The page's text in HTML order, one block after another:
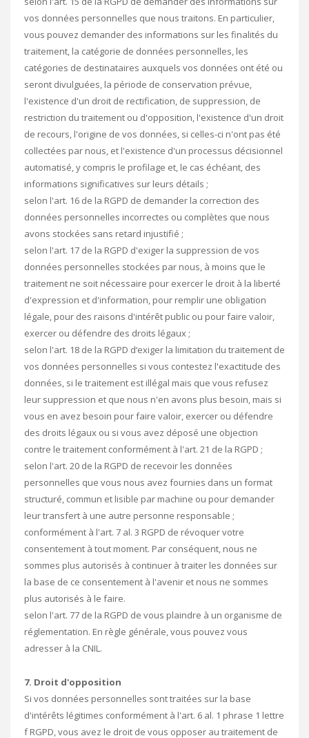
vos données personnelles que nous traitons. En particulier,
vous pouvez demander des informations sur les finalités du
traitement, la catégorie de données personnelles, les
catégories de destinataires auxquels vos données ont été ou
seront divulguées, la période de conservation prévue,
l'existence d'un droit de rectification, de suppression, de
restriction du traitement ou d'opposition, l'existence d'un droit
de recours, l'origine de vos données, si celles-ci n'ont pas été
collectées par nous, et l'existence d'un processus décisionnel
automatisé, y compris le profilage et, le cas échéant, des
informations significatives sur leurs détails ;
selon l'art. 16 de la RGPD de demander la correction des
données personnelles incorrectes ou complètes que nous
avons stockées sans retard injustifié ;
selon l'art. 17 de la RGPD d'exiger la suppression de vos
données personnelles stockées par nous, à moins que le
traitement ne soit nécessaire pour exercer le droit à la liberté
d'expression et d'information, pour remplir une obligation
légale, pour des raisons d'intérêt public ou pour faire valoir,
exercer ou défendre des droits légaux ;
selon l'art. 18 de la RGPD d‘exiger la limitation du traitement de
vos données personnelles si vous contestez l'exactitude des
données, si le traitement est illégal mais que vous refusez
leur suppression et que nous n'en avons plus besoin, mais si
vous en avez besoin pour faire valoir, exercer ou défendre
des droits légaux ou si vous avez déposé une objection
contre le traitement conformément à l'art. 21 de la RGPD ;
selon l'art. 20 de la RGPD de recevoir les données
personnelles que vous nous avez fournies dans un format
structuré, commun et lisible par machine ou pour demander
leur transfert à une autre personne responsable ;
conformément à l'art. 7 al. 3 RGPD de révoquer votre
consentement à tout moment. Par conséquent, nous ne
sommes plus autorisés à continuer à traiter les données sur
la base de ce consentement à l'avenir et nous ne sommes
plus autorisés à le faire.
selon l'art. 77 de la RGPD de vous plaindre à un organisme de
réglementation. En règle générale, vous pouvez vous
adresser à la CNIL.
7. Droit d'opposition
Si vos données personnelles sont traitées sur la base
d'intérêts légitimes conformément à l'art. 6 al. 1 phrase 1 lettre
f RGPD, vous avez le droit de vous opposer au traitement de